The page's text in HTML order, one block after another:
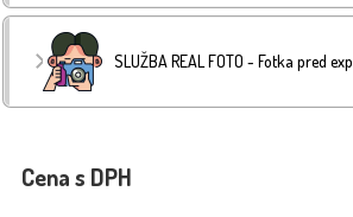
SLUŽBA REAL FOTO - Fotka pred
Cena s DPH